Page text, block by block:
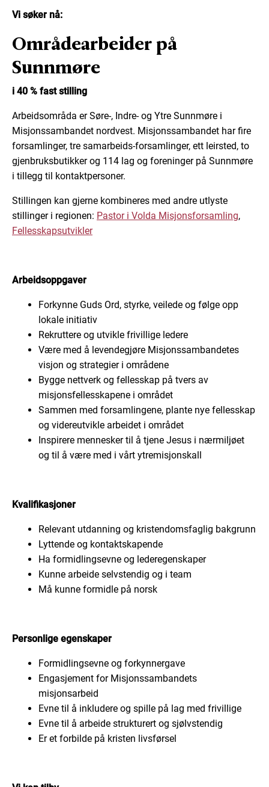
Vi søker nå:
Områdearbeider på
Sunnmøre
i 40 % fast stilling
Arbeidsområda er Søre-, Indre- og Ytre Sunnmøre i
Misjonssambandet nordvest. Misjonssambandet har fire
forsamlinger, tre samarbeids-forsamlinger, ett leirsted, to
gjenbruksbutikker og 114 lag og foreninger på Sunnmøre
i tillegg til kontaktpersoner.
Stillingen kan gjerne kombineres med andre utlyste
stillinger i regionen: Pastor i Volda Misjonsforsamling,
Fellesskapsutvikler
Arbeidsoppgaver
Forkynne Guds Ord, styrke, veilede og følge opp
lokale initiativ
Rekruttere og utvikle frivillige ledere
Være med å levendegjøre Misjonssambandetes
visjon og strategier i områdene
Bygge nettverk og fellesskap på tvers av
misjonsfellesskapene i området
Sammen med forsamlingene, plante nye fellesskap
og videreutvikle arbeidet i området
Inspirere mennesker til å tjene Jesus i nærmiljøet
og til å være med i vårt ytremisjonskall
Kvalifikasjoner
Relevant utdanning og kristendomsfaglig bakgrunn
Lyttende og kontaktskapende
Ha formidlingsevne og lederegenskaper
Kunne arbeide selvstendig og i team
Må kunne formidle på norsk
Personlige egenskaper
Formidlingsevne og forkynnergave
Engasjement for Misjonssambandets
misjonsarbeid
Evne til å inkludere og spille på lag med frivillige
Evne til å arbeide strukturert og sjølvstendig
Er et forbilde på kristen livsførsel